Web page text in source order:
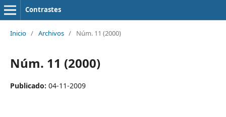
Contrastes
Inicio / Archivos / Núm. 11 (2000)
Núm. 11 (2000)
Publicado: 04-11-2009